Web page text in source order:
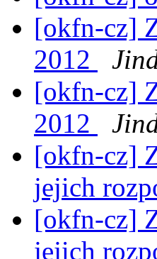
[okfn-cz]
2012
[okfn-cz]
2012
[okfn-cz]
jejich
[okfn-cz]
jejich